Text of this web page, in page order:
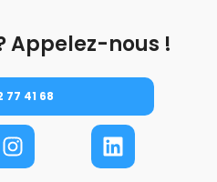
Appelez-nous !
77 41 68